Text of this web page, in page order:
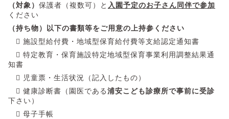
（対象） 保護者（複数可）と 入園予定のお子さん同伴で参加
ください
（持ち物）以下の書類等をご用意の上持参ください
 施設型給付費・地域型保育給付費等支給認定通知書
 特定教育・保育施設特定地域型保育事業利用調整結果通
知書
 児童票・生活状況（記入したもの）
 健康診断書（園医である浦安こども診療所で事前に受診
下さい）
 母子手帳